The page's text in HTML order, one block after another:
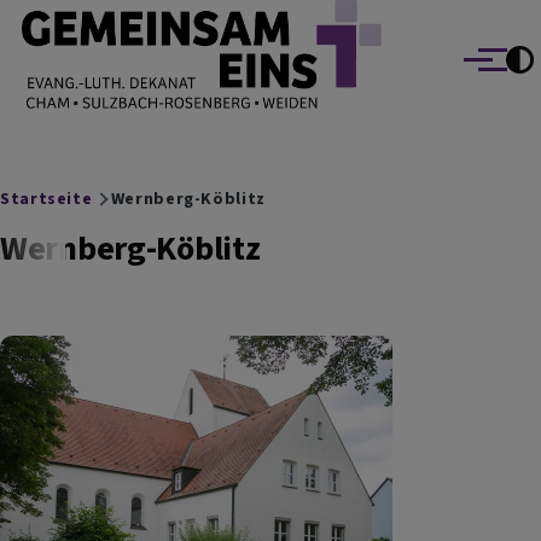
Direkt zum Inhalt
EVANG.-LUTH. DEKANAT GEMEINSAM EINS
Cham Sulzbach-Rosenberg Weiden
Menü
Breadcrumb
Startseite Wernberg-Köblitz
Wernberg-Köblitz